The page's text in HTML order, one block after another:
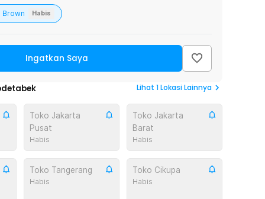
Brown Habis
Ingatkan Saya
Lihat 1Lokasi Lainnya
Toko Jakarta
Pusat
Habis
Toko Jakarta
Barat
Habis
Toko Tangerang
Habis
Toko Cikupa
Habis